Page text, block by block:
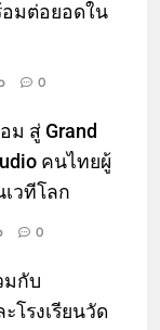
มต่อยอดใน
0
ม สู่ Grand
คนไทยผู้
วทีโลก
0
มกับ
โรงเรียนวัด